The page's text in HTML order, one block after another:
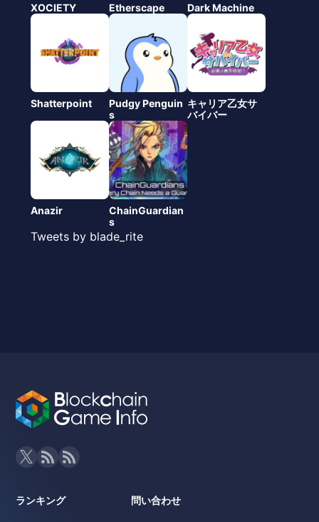
XOCIETY Etherscape Dark Machine
Shatterpoint
Pudgy Penguin
s
キャリア乙女サ
バイバー
Anazir
ChainGuardian
s
Tweets by blade_rite
ランキング 問い合わせ